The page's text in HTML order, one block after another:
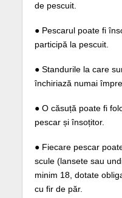
de pescuit.
● Pescarul poate fi
participă la pescuit.
● Standurile la care
închiriază numai
● O căsuță poate fi
pescar și însoțitor.
● Fiecare pescar
scule (lansete sau
minim 18, dotate
cu fir de păr.